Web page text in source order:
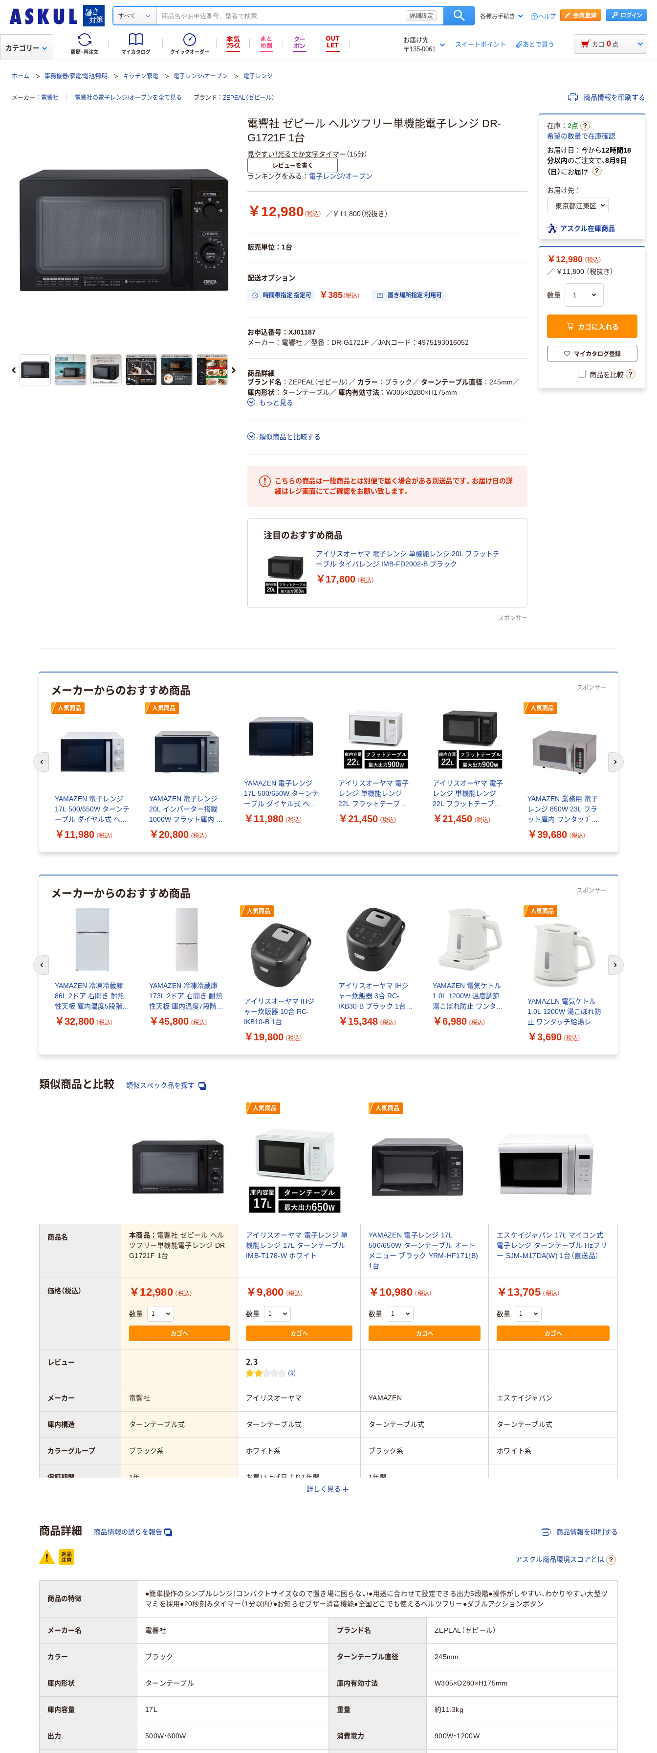
すべて 詳細設定 各種お手続き ヘルプ
履歴・再注文 マイカタログ クイックオーダー
お届け先
〒135-0061
スイートポイント あとで買う
カテゴリー カゴ 0 点
ホーム 事務機器/家電/電池/照明 キッチン家電 電子レンジ/オーブン 電子レンジ
メーカー 電響社 電響社の電子レンジ/オーブンを全て見る ブランド ZEPEAL（ゼピール） 商品情報を印刷する
電響社 ゼピール ヘルツフリー単機能電子レンジ DR-
G1721F 1台
見やすい！光るでか文字タイマー（15分）
レビューを書く
ランキングをみる 電子レンジ/オーブン
￥12,980 （税込） ／￥11,800（税抜き）
販売単位：1台
配送オプション
時間帯指定 指定可 ￥385（税込） 置き場所指定 利用可
お申込番号：XJ01187
メーカー：電響社 ／型番：DR-G1721F ／JANコード：4975193016052
商品詳細
ブランド名
ZEPEAL（ゼピール） ／ カラー ブラック ／ ターンテーブル直径 245mm ／
庫内形状
ターンテーブル／ 庫内有効寸法
W305×D280×H175mm
もっと見る
類似商品と比較する
こちらの商品は一般商品とは別便で届く場合がある別送品です。お届け日の詳
細はレジ画面にてご確認をお願い致します。
注目のおすすめ商品
アイリスオーヤマ 電子レンジ 単機能レンジ 20L フラットテ
ーブル タイパレンジ IMB-FD2002-B ブラック
￥17,600 （税込）
スポンサー
在庫： 2点
希望の数量で在庫確認
お届け日：今から12時間18
分以内のご注文で、8月9日
（日）にお届け
お届け先：
アスクル在庫商品
￥12,980 （税込）
／ ￥11,800 （税抜き）
数量
カゴに入れる
マイカタログ登録
商品を比較
メーカーからのおすすめ商品 スポンサー
人気商品
YAMAZEN 電子レンジ
17L 500/650W ターンテ
ーブル ダイヤル式 ヘル
ツフリー YRBD-
HF171(W) 1台
￥11,980 （税込）
人気商品
YAMAZEN 電子レンジ
20L インバーター搭載
1000W フラット庫内 時
短お急ぎモード ERA-
020FE(B) 1台
￥20,800 （税込）
YAMAZEN 電子レンジ
17L 500/650W ターンテ
ーブル ダイヤル式 ヘル
ツフリー YRBD-
HF171(B) 1台
￥11,980 （税込）
アイリスオーヤマ 電子
レンジ 単機能レンジ
22L フラットテーブル
タイパレンジ IMB-
FD2204-W ホワイト
￥21,450 （税込）
アイリスオーヤマ 電子
レンジ 単機能レンジ
22L フラットテーブル
タイパレンジ IMB-
FD2204-B ブラック
￥21,450 （税込）
人気商品
YAMAZEN 業務用 電子
レンジ 850W 23L フラ
ット庫内 ワンタッチメ
モリー調理機能 GRA-
F2301(S) 1台
￥39,680 （税込）
次のスライド
メーカーからのおすすめ商品 スポンサー
YAMAZEN 冷凍冷蔵庫
86L 2ドア 右開き 耐熱
性天板 庫内温度5段階調
節 静音設計 YFR-
D91(W) 1台
￥32,800 （税込）
YAMAZEN 冷凍冷蔵庫
173L 2ドア 右開き 耐熱
性天板 庫内温度7段階調
節 静音設計 YFR-
D170(W) 1台
￥45,800 （税込）
人気商品
アイリスオーヤマ IHジ
ャー炊飯器 10合 RC-
IKB10-B 1台
￥19,800 （税込）
アイリスオーヤマ IHジ
ャー炊飯器 3合 RC-
IKB30-B ブラック 1台
（直送品）
￥15,348 （税込）
YAMAZEN 電気ケトル
1.0L 1200W 温度調節
湯こぼれ防止 ワンタッ
チ給湯レバー YKU-
SC1210J(W) 1台
￥6,980 （税込）
人気商品
YAMAZEN 電気ケトル
1.0L 1200W 湯こぼれ防
止 ワンタッチ給湯レバ
ー 空焚き防止 YKU-
S1210J(W) 1台
￥3,690 （税込）
前のスライドへ 次のスライド
類似商品と比較 類似スペック品を探す
人気商品 人気商品
商品名 本商品： 電響社 ゼピール ヘル
ツフリー単機能電子レンジ DR-
G1721F 1台
アイリスオーヤマ 電子レンジ 単
機能レンジ 17L ターンテーブル
IMB-T178-W ホワイト
YAMAZEN 電子レンジ 17L
500/650W ターンテーブル オート
メニュー ブラック YRM-HF171(B)
1台
エスケイジャパン 17L マイコン式
電子レンジ ターンテーブル Hzフリ
ー SJM-M17DA(W) 1台（直送品）
価格（税込） ￥12,980 （税込）
数量
カゴへ
￥9,800 （税込）
数量
カゴへ
￥10,980 （税込）
数量
カゴへ
￥13,705 （税込）
数量
カゴへ
レビュー 2.3
(3)
メーカー 電響社 アイリスオーヤマ YAMAZEN エスケイジャパン
庫内構造 ターンテーブル式 ターンテーブル式 ターンテーブル式 ターンテーブル式
カラーグループ ブラック系 ホワイト系 ブラック系 ホワイト系
保証期間 1年 お買い上げ日より1年間 1年間
詳しく見る
商品詳細 商品情報の誤りを報告 商品情報を印刷する
アスクル商品環境スコアとは
商品の特徴
●簡単操作のシンプルレンジ！コンパクトサイズなので置き場に困らない●用途に合わせて設定できる出力5段階●操作がしやすい、わかりやすい大型ツ
マミを採用●20秒刻みタイマー（1分以内）●お知らせブザー消音機能●全国どこでも使えるヘルツフリー●ダブルアクションボタン
メーカー名 電響社 ブランド名 ZEPEAL（ゼピール）
カラー ブラック ターンテーブル直径 245mm
庫内形状 ターンテーブル 庫内有効寸法 W305×D280×H175mm
庫内容量 17L 重量 約11.3kg
出力 500W・600W 消費電力 900W・1200W